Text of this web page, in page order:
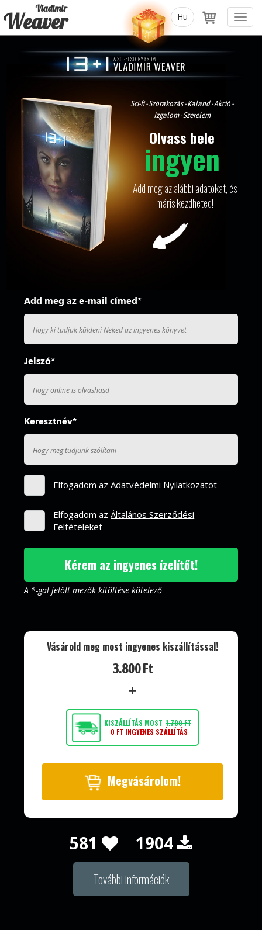
Vladimir
Weaver
Sci-fi - Szórakozás - Kaland - Akció -
Izgalom - Szerelem
Olvass bele
ingyen
Add meg az alábbi adatokat, és
máris kezdheted!
Add meg az e-mail címed*
Jelszó*
Keresztnév*
Elfogadom azAdatvédelmi Nyilatkozatot
Elfogadom azÁltalános Szerződési
Feltételeket
Kérem az ingyenes ízelítőt!
A *-gal jelölt mezők kitöltése kötelező
Vásárold meg most ingyenes kiszállítással!
3.800 Ft
+
KISZÁLLÍTÁS MOST 1.700 FT
0 FT INGYENES SZÁLLÍTÁS
Megvásárolom!
581 1904
További információk